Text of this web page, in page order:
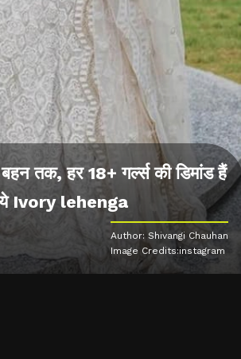
तक, हर 18+ गर्ल्स की डिमांड हैं
Ivory lehenga
Author: Shivangi Chauhan
Image Credits:instagram